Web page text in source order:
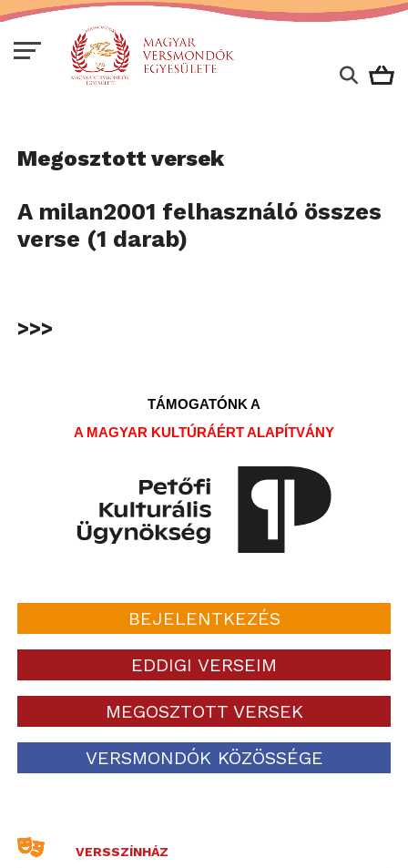
Megosztott versek
A milan2001 felhasználó összes
verse (1 darab)
>>>
TÁMOGATÓNK A
A MAGYAR KULTÚRÁÉRT ALAPÍTVÁNY
BEJELENTKEZÉS
EDDIGI VERSEIM
MEGOSZTOTT VERSEK
VERSMONDÓK KÖZÖSSÉGE
VERSSZÍNHÁZ